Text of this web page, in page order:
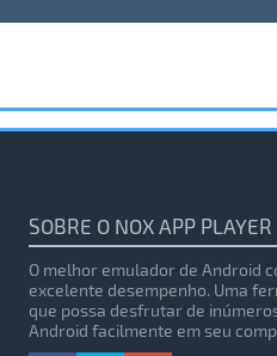
SOBRE O NOX APP PLAYER
O melhor emulador de Android
excelente desempenho. Uma
que possa desfrutar de
Android facilmente em seu